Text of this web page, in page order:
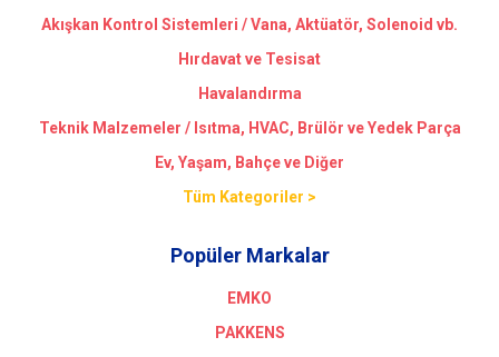
Akışkan Kontrol Sistemleri / Vana, Aktüatör, Solenoid vb.
Hırdavat ve Tesisat
Havalandırma
Teknik Malzemeler / Isıtma, HVAC, Brülör ve Yedek Parça
Ev, Yaşam, Bahçe ve Diğer
Tüm Kategoriler >
Popüler Markalar
EMKO
PAKKENS